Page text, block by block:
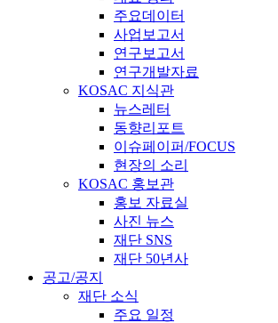
주요데이터
사업보고서
연구보고서
연구개발자료
KOSAC 지식관
뉴스레터
동향리포트
이슈페이퍼/FOCUS
현장의 소리
KOSAC 홍보관
홍보 자료실
사진 뉴스
재단 SNS
재단 50년사
공고/공지
재단 소식
주요 일정